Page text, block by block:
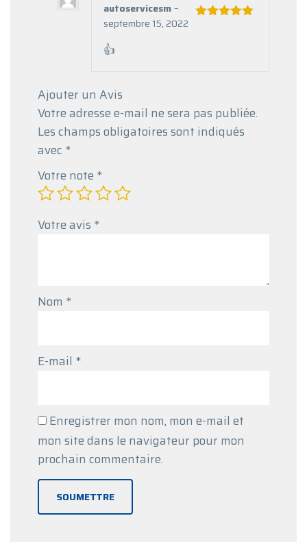
autoservicesm–
septembre 15, 2022
👍
Ajouter un Avis
Votre adresse e-mail ne sera pas publiée.
Les champs obligatoires sont indiqués
avec *
Votre note *
Votre avis *
Nom *
E-mail *
Enregistrer mon nom, mon e-mail et
mon site dans le navigateur pour mon
prochain commentaire.